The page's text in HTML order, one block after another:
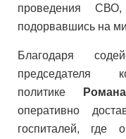
проведения
подорвавшись на
Благодаря
председателя
политике
оперативно
госпиталей, где